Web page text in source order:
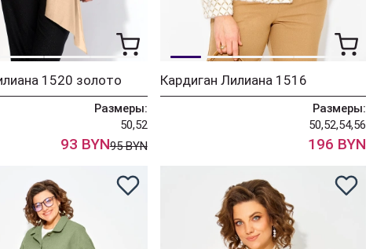
1520 золото
Размеры:
50,52
93 BYN95 BYN
Кардиган Лилиана 1516
Размеры:
50,52,54,56
196 BYN